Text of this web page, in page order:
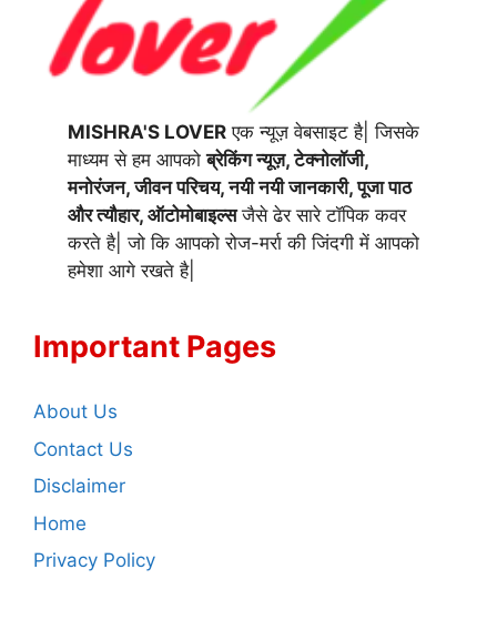
MISHRA'S LOVER एक न्यूज़ वेबसाइट है| जिसके
माध्यम से हम आपकोब्रेकिंग न्यूज़, टेक्नोलॉजी,
मनोरंजन, जीवन परिचय, नयी नयी जानकारी, पूजा पाठ
और त्यौहार, ऑटोमोबाइल्सजैसे ढेर सारे टॉपिक कवर
करते है| जो कि आपको रोज-मर्रा की जिंदगी में आपको
हमेशा आगे रखते है|
Important Pages
About Us
Contact Us
Disclaimer
Home
Privacy Policy